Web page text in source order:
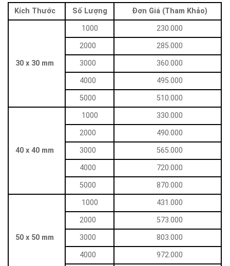
Kích Thước Số Lượng Đơn Giá (Tham Khảo)
30 x 30 mm
1000
230.000
2000
285.000
3000
360.000
4000
495.000
5000
510.000
40 x 40 mm
1000
330.000
2000
490.000
3000
565.000
4000
720.000
5000
870.000
50 x 50 mm
1000
431.000
2000
573.000
3000
803.000
4000
972.000